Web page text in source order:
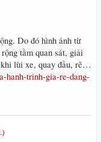
Do đó hình ảnh từ
tầm quan sát, giải
khi lùi xe, quay đầu, rẽ…
hanh-trinh-gia-re-dang-